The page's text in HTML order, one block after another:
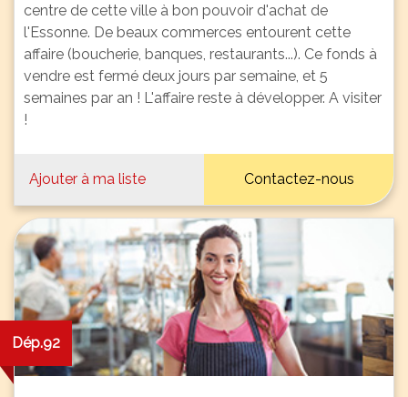
centre de cette ville à bon pouvoir d'achat de
l'Essonne. De beaux commerces entourent cette
affaire (boucherie, banques, restaurants...). Ce fonds à
vendre est fermé deux jours par semaine, et 5
semaines par an ! L'affaire reste à développer. A visiter
!
Ajouter à ma liste Contactez-nous
Dép.92